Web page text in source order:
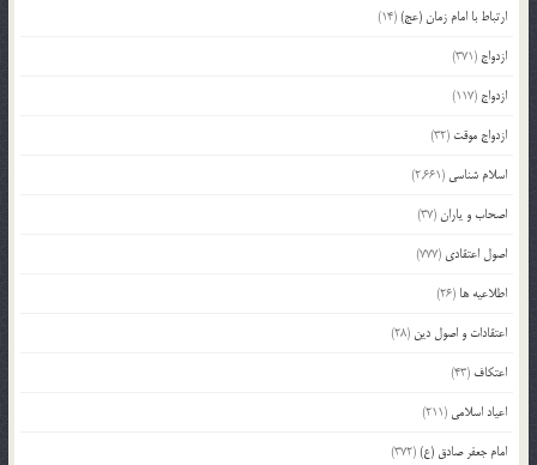
ارتباط با امام زمان (عج)(14)
ازدواج (371)
ازدواج (117)
ازدواج موقت (32)
اسلام شناسی (2,661)
اصحاب و یاران(37)
اصول اعتقادی (777)
اطلاعیه ها (26)
اعتقادات و اصول دین (28)
اعتکاف (43)
اعیاد اسلامی (211)
امام جعفر صادق (ع)(372)